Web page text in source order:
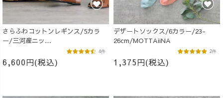
さらふわコットンレギンス/5カラ
ー/三河産ニッ
ト/MOTTAiiNA/2026
6,600円(税込)
4件
デザートソックス/6カラー/23-
26cm/MOTTAiiNA
1,375円(税込)
2件